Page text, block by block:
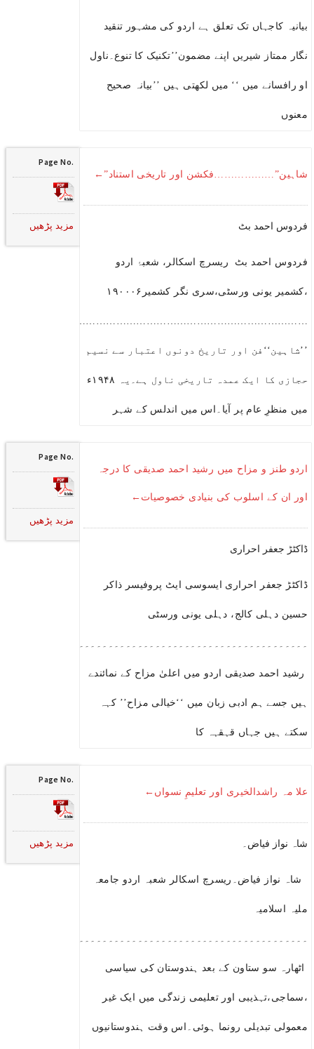
بیانیہ کاجہاں تک تعلق ہے اردو کی مشہور تنقید
نگار ممتاز شیریں اپنے مضمون’’تکنیک کا تنوع۔ناول
او رافسانے میں ‘‘ میں لکھتی ہیں ’’بیانہ صحیح
معنوں
شاہین”………………فکشن اور تاریخی استناد”←
فردوس احمد بٹ
فردوس احمد بٹ ریسرچ اسکالر، شعبۂ اردو
،کشمیر یونی ورسٹی،سری نگر کشمیر۱۹۰۰۰۶
’’شاہین‘‘فن اور تاریخ دونوں اعتبار سے نسیم
حجازی کا ایک عمدہ تاریخی ناول ہے۔یہ ۱۹۴۸ء
میں منظرِ عام پر آیا۔اس میں اندلس کے شہر
Page No.
مزید پڑھیں
اردو طنز و مزاح میں رشید احمد صدیقی کا درجہ
اور ان کے اسلوب کی بنیادی خصوصیات←
ڈاکٹڑ جعفر احراری
ڈاکٹڑ جعفر احراری ایسوسی ایٹ پروفیسر ذاکر
حسین دہلی کالج، دہلی یونی ورسٹی
رشید احمد صدیقی اردو میں اعلیٰ مزاح کے نمائندے
ہیں جسے ہم ادبی زبان میں ‘‘خیالی مزاح’’ کہہ
سکتے ہیں جہاں قہقہہ کا
Page No.
مزید پڑھیں
علا مہ راشدالخیری اور تعلیمِ نسواں←
شاہ نواز فیاض۔
شاہ نواز فیاض۔ریسرچ اسکالر شعبہ اردو جامعہ
ملیہ اسلامیہ
اٹھارہ سو ستاون کے بعد ہندوستان کی سیاسی
،سماجی،تہذیبی اور تعلیمی زندگی میں ایک غیر
معمولی تبدیلی رونما ہوئی۔اس وقت ہندوستانیوں
Page No.
مزید پڑھیں